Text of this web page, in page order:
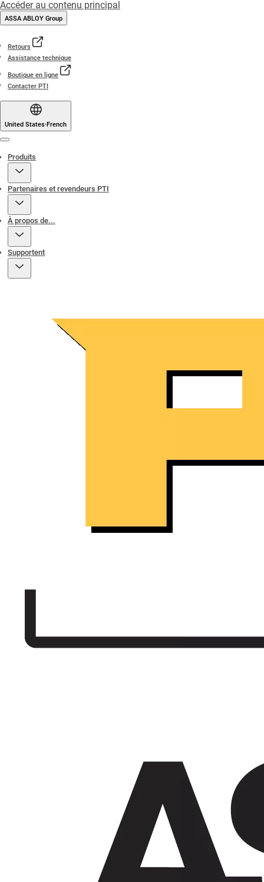
Accéder au contenu principal
ASSA ABLOY Group
Retours
Assistance technique
Boutique en ligne
Contacter PTI
United States·French
Produits
Partenaires et revendeurs PTI
À propos de...
Supportent